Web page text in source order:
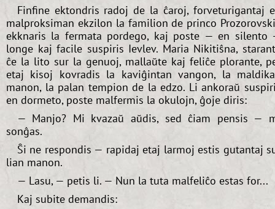
Finfine ektondris radoj de la ĉaroj, forveturigantaj
malproksiman ekzilon la familion de princo
ekknaris la fermata pordego, kaj poste — en silento
longe kaj facile suspiris Ievlev. Maria Nikitiŝna,
ĉe la lito sur la genuoj, mallaŭte kaj feliĉe plorante,
etaj kisoj kovradis la kaviĝintan vangon, la
manon, la palan tempion de la edzo. Li ankoraŭ
en dormeto, poste malfermis la okulojn, ĝoje diris:
— Manjo? Mi kvazaŭ aŭdis, sed ĉiam pensis —
sonĝas.
Ŝi ne respondis — rapidaj etaj larmoj estis gutantaj
lian manon.
— Lasu, — petis li. — Nun la tuta malfeliĉo estas for...
Kaj subite demandis: